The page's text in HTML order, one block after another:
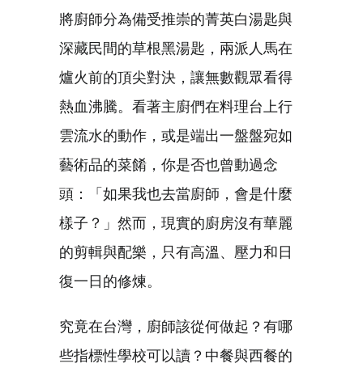
將廚師分為備受推崇的菁英白湯匙與
深藏民間的草根黑湯匙，兩派人馬在
爐火前的頂尖對決，讓無數觀眾看得
熱血沸騰。看著主廚們在料理台上行
雲流水的動作，或是端出一盤盤宛如
藝術品的菜餚，你是否也曾動過念
頭：「如果我也去當廚師，會是什麼
樣子？」然而，現實的廚房沒有華麗
的剪輯與配樂，只有高溫、壓力和日
復一日的修煉。
究竟在台灣，廚師該從何做起？有哪
些指標性學校可以讀？中餐與西餐的